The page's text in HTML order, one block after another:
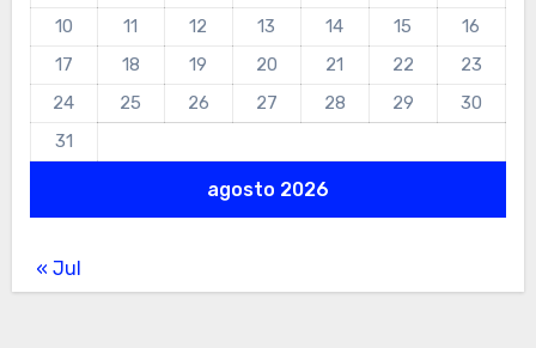
agosto 2026
10
11 12 13 14 15
16
17
18 19 20 21 22
23
24
25 26 27 28 29
30
31
« Jul